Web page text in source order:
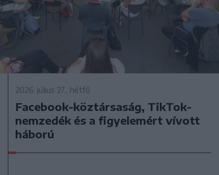
2026. július 27., hétfő
Facebook-köztársaság, TikTok-
nemzedék és a figyelemért vívott
háború